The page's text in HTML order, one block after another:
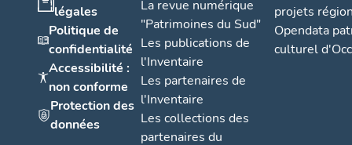
légales
Politique de
confidentialité
Accessibilité :
non conforme
Protection des
données
La revue numérique
"Patrimoines du Sud"
Les publications de
l'Inventaire
Les partenaires de
l'Inventaire
Les collections des
partenaires du
projets
Opendata
culturel